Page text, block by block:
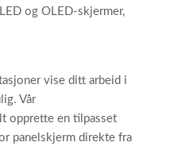
og OLED-skjermer,
vise ditt arbeid i
Vår
opprette en tilpasset
panelskjerm direkte fra